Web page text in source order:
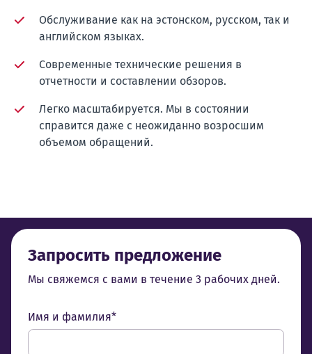
Обслуживание как на эстонском, русском, так и
английском языках.
Современные технические решения в
отчетности и составлении обзоров.
Легко масштабируется. Мы в состоянии
справится даже с неожиданно возросшим
объемом обращений.
Запросить предложение
Мы свяжемся с вами в течение 3 рабочих дней.
Имя и фамилия*